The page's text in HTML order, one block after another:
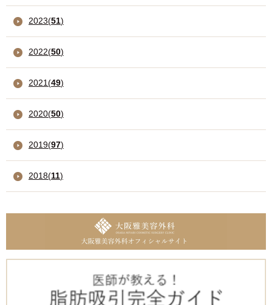
2023(51)
2022(50)
2021(49)
2020(50)
2019(97)
2018(11)